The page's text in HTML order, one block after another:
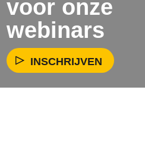
voor onze
webinars
INSCHRIJVEN